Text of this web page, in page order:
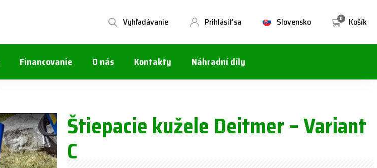
0 Košík
Slovensko
Prihlásiť sa
Vyhľadávanie
Financovanie O nás Kontakty Náhradní díly
Štiepacie kužele Deitmer – Variant
C